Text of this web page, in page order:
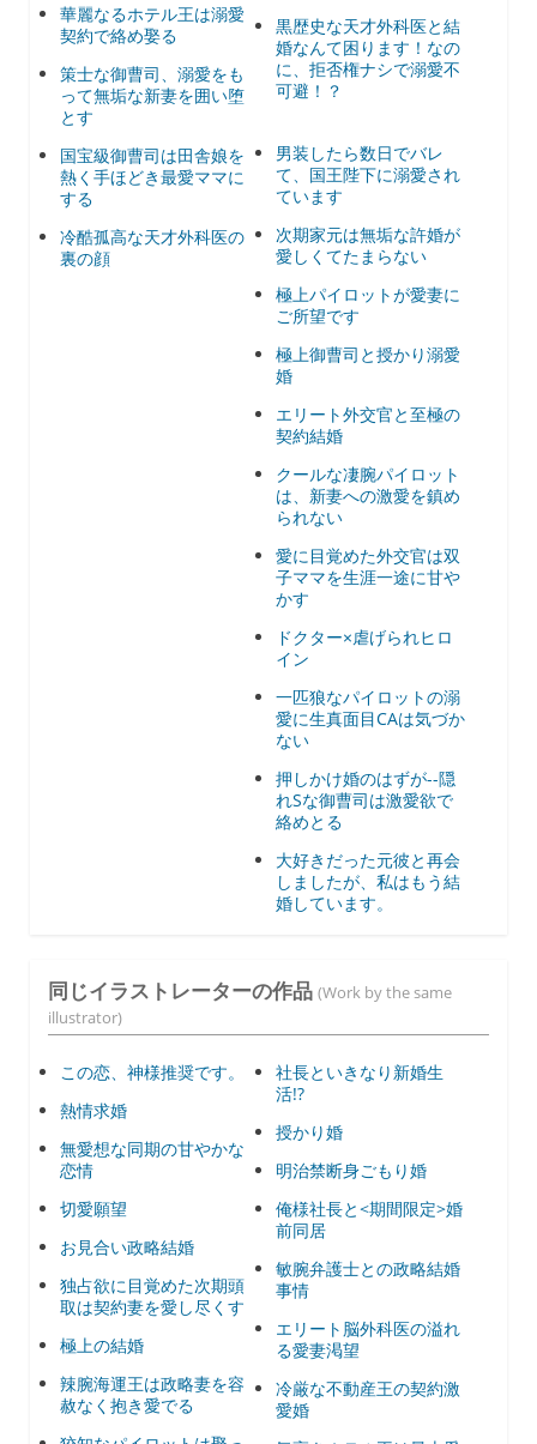
華麗なるホテル王は溺愛
契約で絡め娶る
策士な御曹司、溺愛をも
って無垢な新妻を囲い堕
とす
国宝級御曹司は田舎娘を
熱く手ほどき最愛ママに
する
冷酷孤高な天才外科医の
裏の顔
黒歴史な天才外科医と結
婚なんて困ります！なの
に、拒否権ナシで溺愛不
可避！？
男装したら数日でバレ
て、国王陛下に溺愛され
ています
次期家元は無垢な許婚が
愛しくてたまらない
極上パイロットが愛妻に
ご所望です
極上御曹司と授かり溺愛
婚
エリート外交官と至極の
契約結婚
クールな凄腕パイロット
は、新妻への激愛を鎮め
られない
愛に目覚めた外交官は双
子ママを生涯一途に甘や
かす
ドクター×虐げられヒロ
イン
一匹狼なパイロットの溺
愛に生真面目CAは気づか
ない
押しかけ婚のはずが--隠
れSな御曹司は激愛欲で
絡めとる
大好きだった元彼と再会
しましたが、私はもう結
婚しています。
同じイラストレーターの作品 (Work by the same
illustrator)
この恋、神様推奨です。
熱情求婚
無愛想な同期の甘やかな
恋情
切愛願望
お見合い政略結婚
独占欲に目覚めた次期頭
取は契約妻を愛し尽くす
極上の結婚
辣腕海運王は政略妻を容
赦なく抱き愛でる
社長といきなり新婚生
活!?
授かり婚
明治禁断身ごもり婚
俺様社長と<期間限定>婚
前同居
敏腕弁護士との政略結婚
事情
エリート脳外科医の溢れ
る愛妻渇望
冷厳な不動産王の契約激
愛婚